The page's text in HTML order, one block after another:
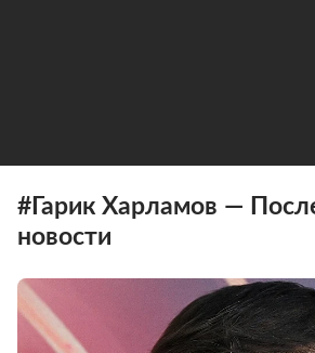
#Гарик Харламов —
новости